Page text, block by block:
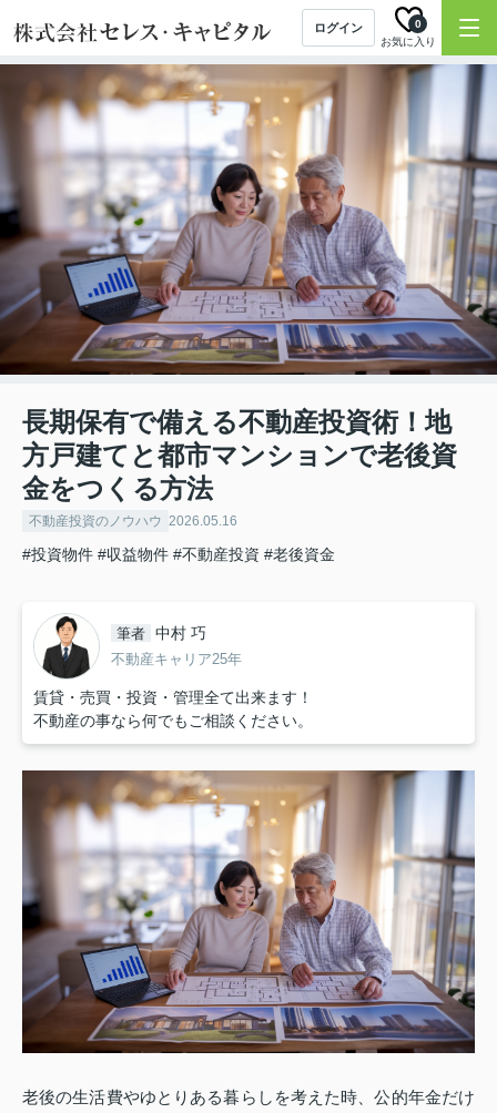
ログイン
お気に入り
0
長期保有で備える不動産投資術！地
方戸建てと都市マンションで老後資
金をつくる方法
不動産投資のノウハウ 2026.05.16
#投資物件 #収益物件 #不動産投資 #老後資金
筆者 中村 巧
不動産キャリア25年
賃貸・売買・投資・管理全て出来ます！
不動産の事なら何でもご相談ください。
老後の生活費やゆとりある暮らしを考えた時、公的年金だけ